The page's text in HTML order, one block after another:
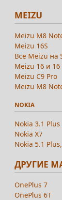
MEIZU
Meizu M8
Meizu 16S
Все Meizu на
Meizu 16 и 16
Meizu C9 Pro
Meizu M8
NOKIA
Nokia 3.1 Plus
Nokia X7
Nokia 5.1
ДРУГИЕ
OnePlus 7
OnePlus 6T